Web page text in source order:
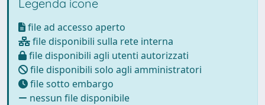
Legenda icone
file ad accesso aperto
file disponibili sulla rete interna
file disponibili agli utenti autorizzati
file disponibili solo agli amministratori
file sotto embargo
nessun file disponibile